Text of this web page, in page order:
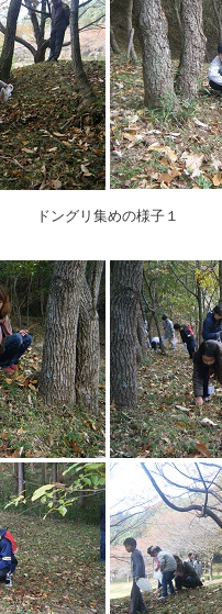
ドングリ集めの様子１